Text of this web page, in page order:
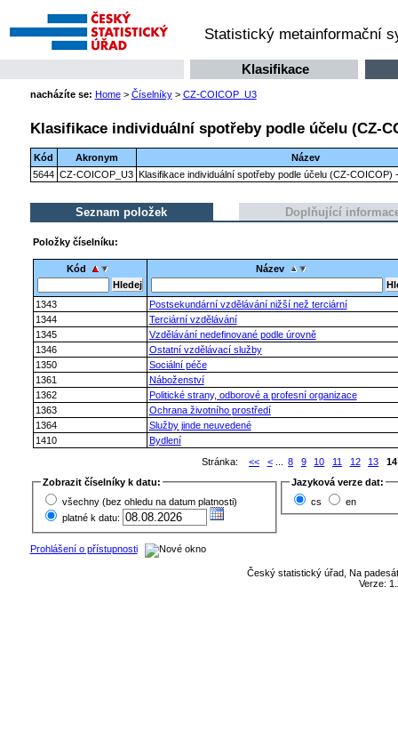
Statistický metainformační
Klasifikace
nacházíte se: Home> Číselníky> CZ-COICOP_U3
Klasifikace individuální spotřeby podle účelu (CZ-
Kód Akronym
Název
5644 CZ-COICOP_U3 Klasifikace individuální spotřeby podle účelu (CZ-COICOP)
Seznam položek Doplňující
Položky číselníku:
Kód Název
1343
Postsekundární vzdělávání nižší než terciární
1344
Terciární vzdělávání
1345
Vzdělávání nedefinované podle úrovně
1346
Ostatní vzdělávací služby
1350
Sociální péče
1361
Náboženství
1362
Politické strany, odborové a profesní organizace
1363
Ochrana životního prostředí
1364
Služby jinde neuvedené
1410
Bydlení
Stránka:
<< <... 8 9 10 11 12 13
14
Zobrazit číselníky k datu:
všechny (bez ohledu na datum platnosti)
platné k datu:
Jazyková verze dat:
cs
en
Prohlášení o přístupnosti
Český statistický úřad, Na
Verze: